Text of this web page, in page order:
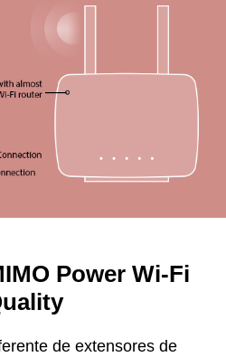
Power Wi-Fi
de extensores de